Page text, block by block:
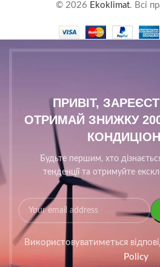
© 2026 Ekoklimat. Всі
ПРИВІТ,
ОТРИМАЙ ЗНИЖКУ
Будьте першим, хто
тенденції та отримуйте
Використовуватиметься
Policy